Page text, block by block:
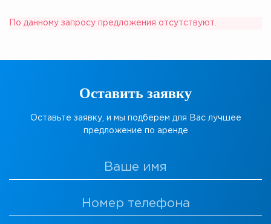
По данному запросу предложения отсутствуют.
Оставить заявку
Оставьте заявку, и мы подберем для Вас лучшее
предложение по аренде